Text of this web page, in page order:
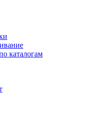
каталогам